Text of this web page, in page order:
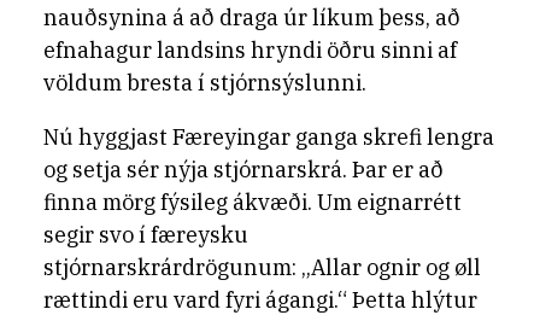
nauðsynina á að draga úr líkum þess, að
efnahagur landsins hryndi öðru sinni af
völdum bresta í stjórnsýslunni.
Nú hyggjast Færeyingar ganga skrefi lengra
og setja sér nýja stjórnarskrá. Þar er að
finna mörg fýsileg ákvæði. Um eignarrétt
segir svo í færeysku
stjórnarskrárdrögunum: „Allar ognir og øll
rættindi eru vard fyri ágangi.“ Þetta hlýtur